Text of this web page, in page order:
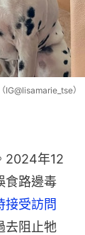
）
2024年12
食路邊毒
接受訪問
去阻止牠